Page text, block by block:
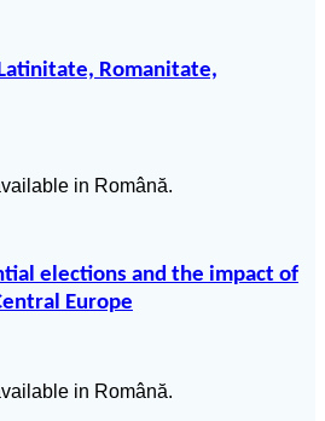
Romanitate,
in Română.
elections and the impact of
Europe
in Română.